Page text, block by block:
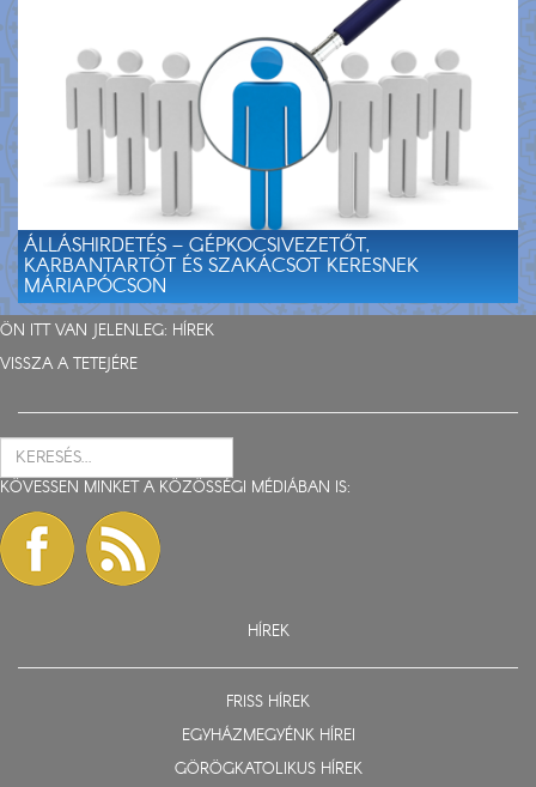
ÁLLÁSHIRDETÉS – GÉPKOCSIVEZETŐT,
KARBANTARTÓT ÉS SZAKÁCSOT KERESNEK
MÁRIAPÓCSON
ÖN ITT VAN JELENLEG: HÍREK
VISSZA A TETEJÉRE
KÖVESSEN MINKET A KÖZÖSSÉGI MÉDIÁBAN IS:
HÍREK
FRISS HÍREK
EGYHÁZMEGYÉNK HÍREI
GÖRÖGKATOLIKUS HÍREK